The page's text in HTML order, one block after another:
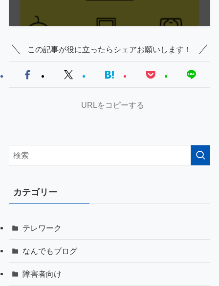
この記事が役に立ったらシェアお願いします！
URLをコピーする
カテゴリー
テレワーク
なんでもブログ
障害者向け